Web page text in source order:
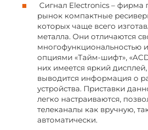
Сигнал Electronics – фирма
рынок компактные
которых чаще всего
металла. Они отличаются
многофункциональностью
опциями «Тайм-шифт»,
них имеется яркий
выводится информация о
устройства. Приставки
легко настраиваются,
телеканалы как вручную,
автоматически.